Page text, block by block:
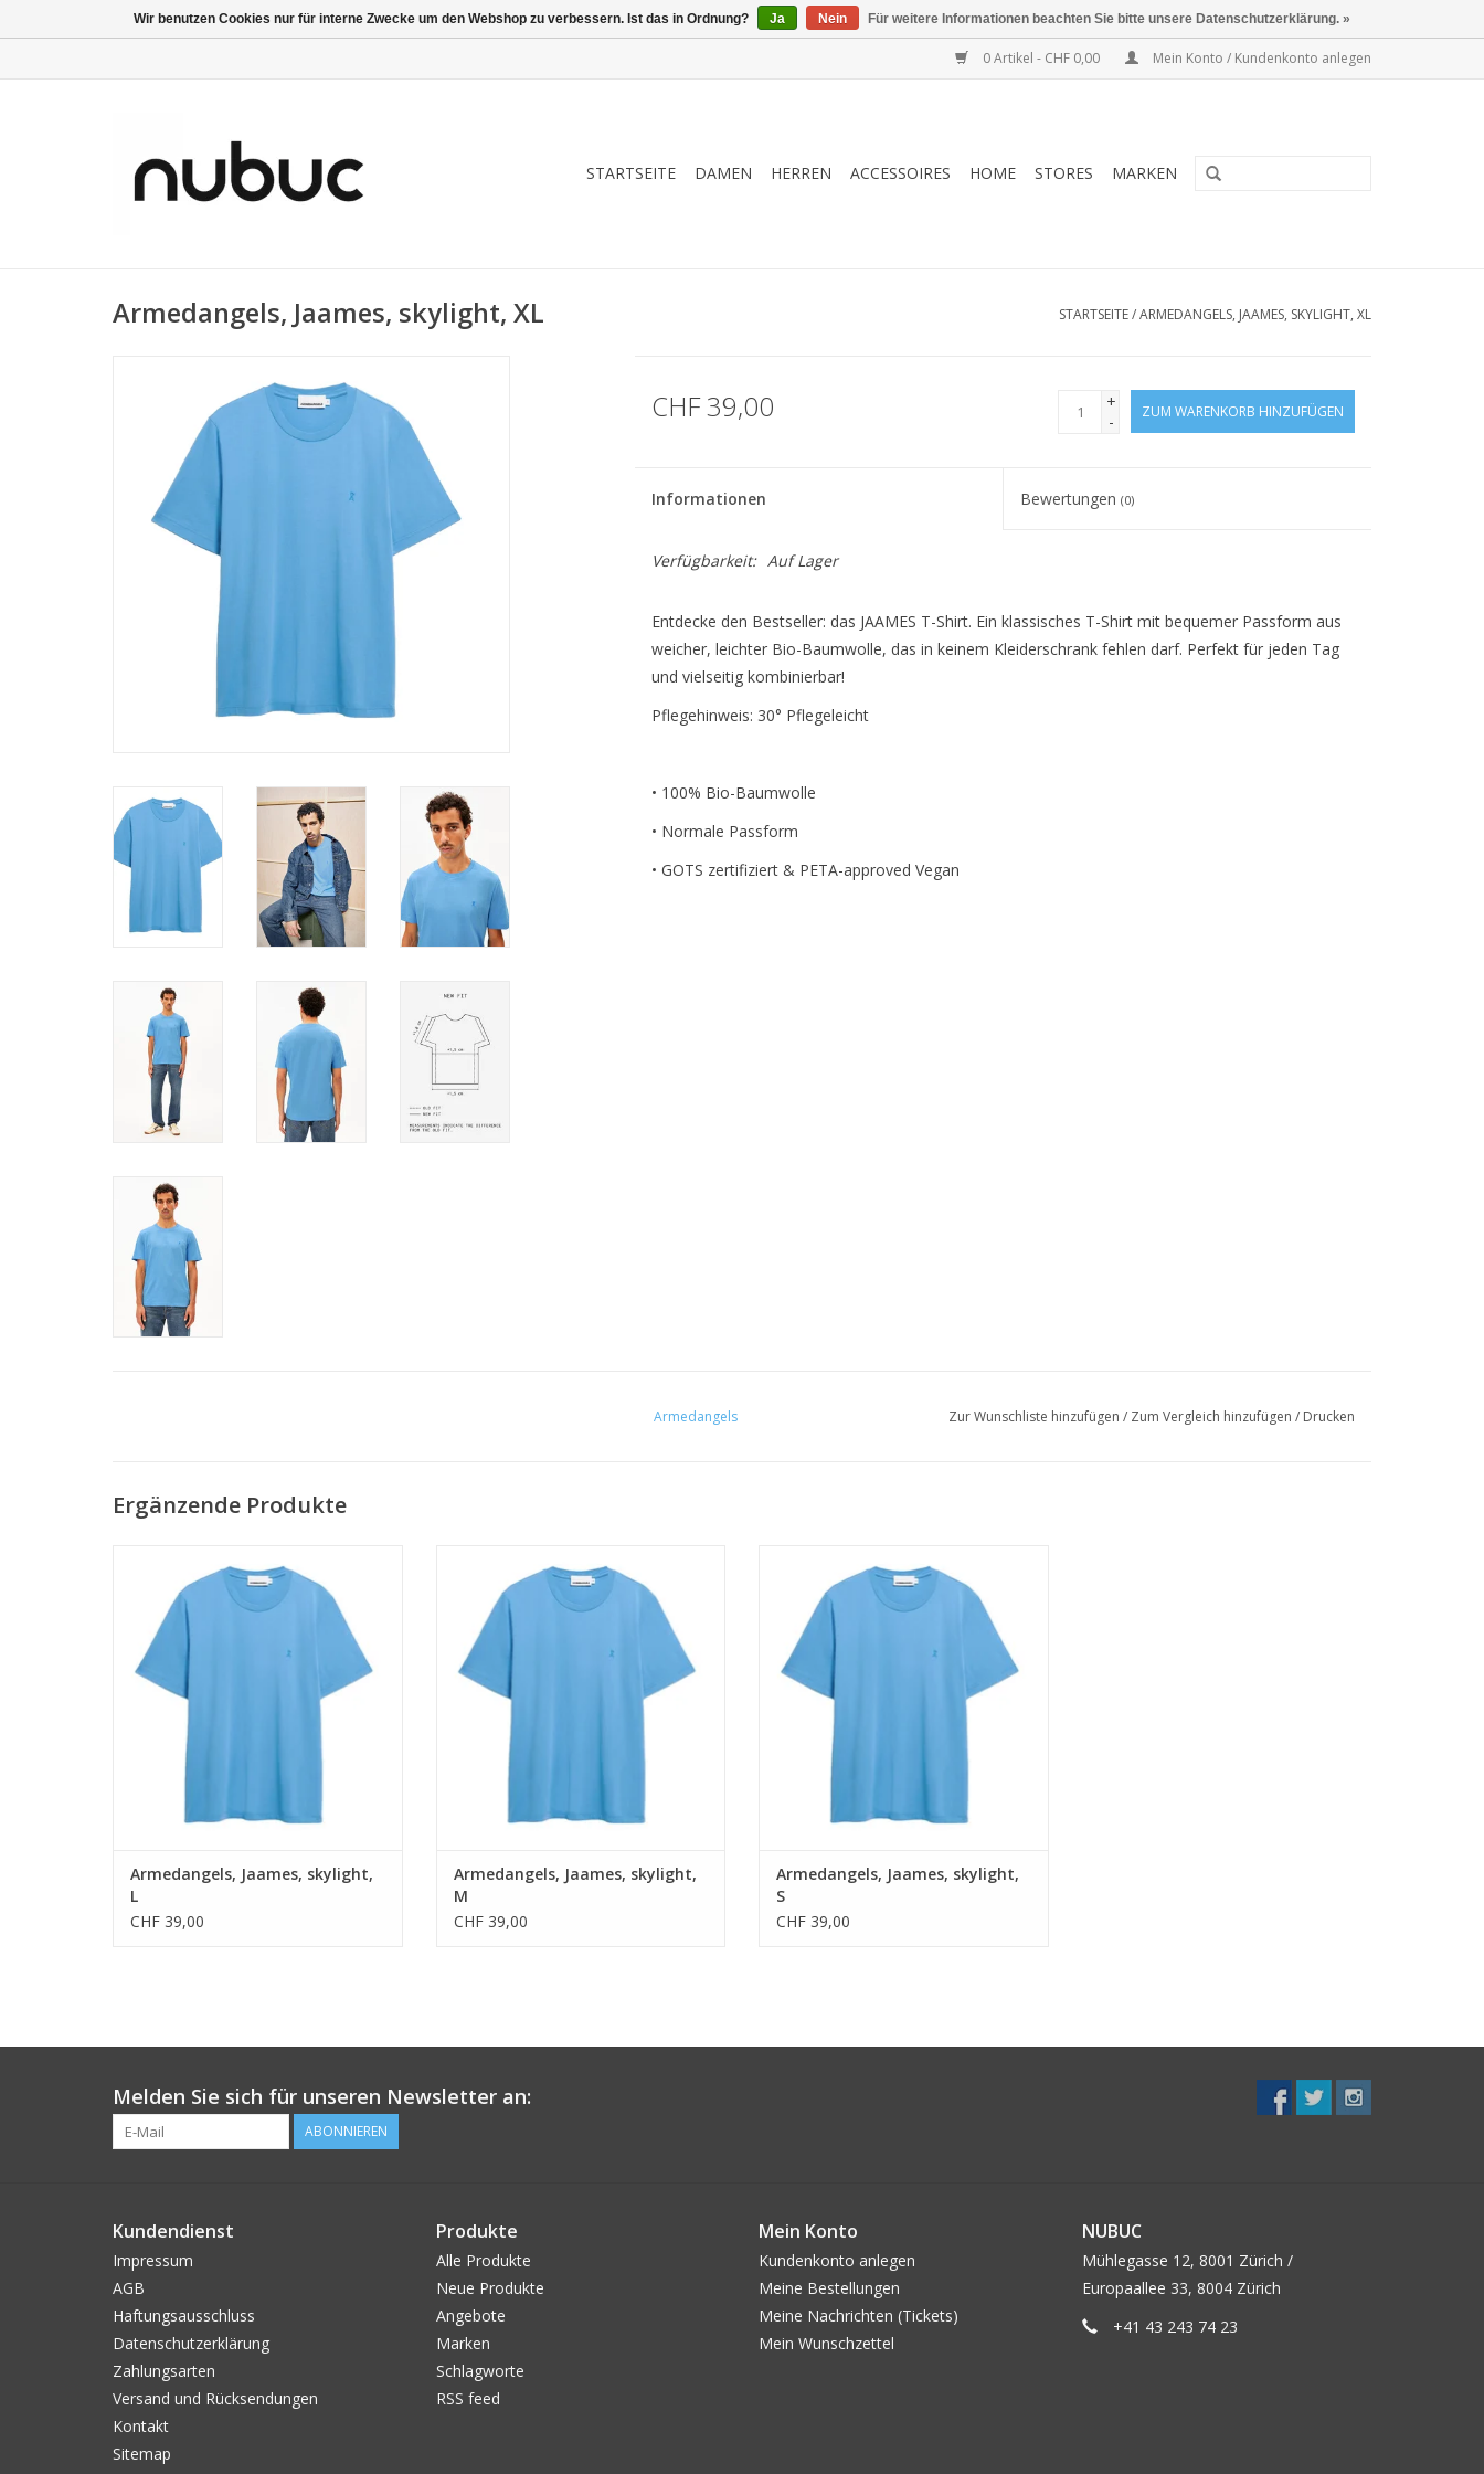
0 Artikel - CHF 0,00 Mein Konto / Kundenkonto anlegen
STARTSEITE DAMEN HERREN ACCESSOIRES HOME STORES MARKEN
Armedangels, Jaames, skylight, XL STARTSEITE/ARMEDANGELS, JAAMES, SKYLIGHT, XL
CHF 39,00
+
-
ZUM WARENKORB HINZUFÜGEN
Informationen Bewertungen(0)
Verfügbarkeit: Auf Lager
Entdecke den Bestseller: das JAAMES T-Shirt. Ein klassisches T-Shirt mit bequemer Passform aus
weicher, leichter Bio-Baumwolle, das in keinem Kleiderschrank fehlen darf. Perfekt für jeden Tag
und vielseitig kombinierbar!
Pflegehinweis: 30° Pflegeleicht
• 100% Bio-Baumwolle
• Normale Passform
• GOTS zertifiziert & PETA-approved Vegan
Armedangels Zur Wunschliste hinzufügen / Zum Vergleich hinzufügen / Drucken
Ergänzende Produkte
• Normale Passform
• GOTS zertifiziert & PETA-approved Vegan
ZUM WARENKORB HINZUFÜGEN
Armedangels, Jaames, skylight,
L
CHF 39,00
• Normale Passform
• GOTS zertifiziert & PETA-approved Vegan
ZUM WARENKORB HINZUFÜGEN
Armedangels, Jaames, skylight,
M
CHF 39,00
• Normale Passform
• GOTS zertifiziert & PETA-approved Vegan
ZUM WARENKORB HINZUFÜGEN
Armedangels, Jaames, skylight,
S
CHF 39,00
Melden Sie sich für unseren Newsletter an:
ABONNIEREN
Kundendienst
Impressum
AGB
Haftungsausschluss
Datenschutzerklärung
Zahlungsarten
Versand und Rücksendungen
Kontakt
Sitemap
Produkte
Alle Produkte
Neue Produkte
Angebote
Marken
Schlagworte
RSS feed
Mein Konto
Kundenkonto anlegen
Meine Bestellungen
Meine Nachrichten (Tickets)
Mein Wunschzettel
NUBUC
Mühlegasse 12, 8001 Zürich /
Europaallee 33, 8004 Zürich
+41 43 243 74 23
Wir benutzen Cookies nur für interne Zwecke um den Webshop zu verbessern. Ist das in Ordnung? Ja Nein Für weitere Informationen beachten Sie bitte unsere Datenschutzerklärung. »